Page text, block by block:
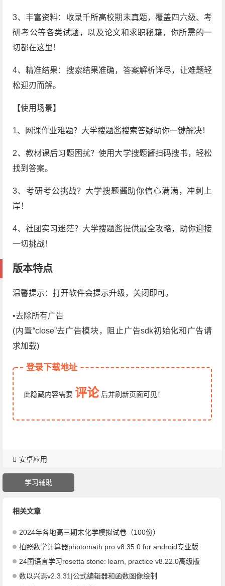
3、丰富资料：收录千所高校期末真题，覆盖四六级、考
研考公等各类试题，以及论文和求职秘籍，你所需的一
切都在这里！
4、精准结果：搜索结果准确，答案解析详尽，让难题轻
松迎刃而解。
【使用场景】
1、网课作业难题？大学搜题酱搜索答疑助你一键解决！
2、教材课后习题困扰？使用大学搜题酱扫码搜书，轻松
找到答案。
3、考研考公挑战？大学搜题酱助你信心满满，冲刺上
岸！
4、社团实习迷茫？大学搜题酱提供最全攻略，助你迎接
一切挑战！
版本特点
温馨提示：打开软件会提示升级，关闭即可。
•去除所有广告
(内置“close”去广告模块，阻止广告sdk初始化和广告请
求加载)
登录下载地址
此隐藏内容需要 评论 后并刷新页面可见！
安卓应用
学习辅助
相关文章
2024年各地高三期末化学模拟试卷（100份）
拍照数学计算器photomath pro v8.35.0 for android专业版
24国语言学习rosetta stone: learn, practice v8.22.0高级版
数以兴焉v2.3.31|公式编辑器和函数图像绘制